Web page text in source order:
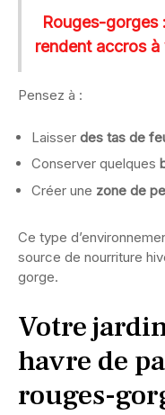
Rouges-gorges
rendent accros
Pensez à :
Laisser des tas de
Conserver quelques
Créer une zone de
Ce type
source de nourriture
gorge.
Votre
havre de
rouges-